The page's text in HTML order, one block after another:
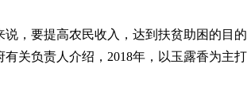
，要提高农民收入，达到扶贫助困的目
关负责人介绍， 2018年，以玉露香为主